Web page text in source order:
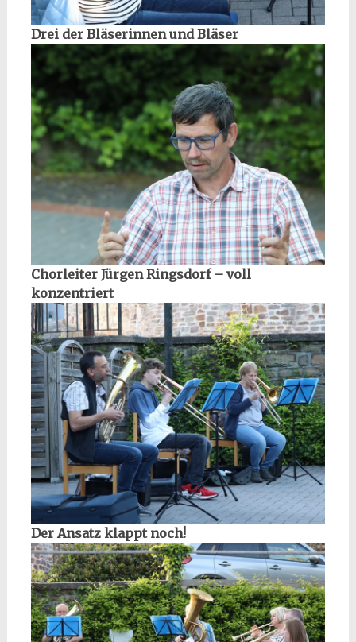
Drei der Bläserinnen und Bläser
Chorleiter Jürgen Ringsdorf – voll
konzentriert
Der Ansatz klappt noch!